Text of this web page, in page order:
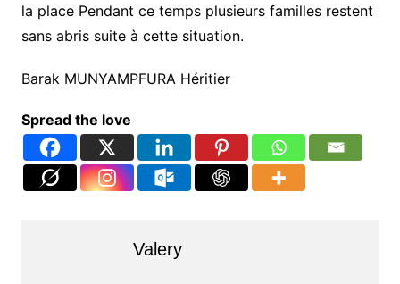
la place Pendant ce temps plusieurs familles restent
sans abris suite à cette situation.
Barak MUNYAMPFURA Héritier
Spread the love
Valery